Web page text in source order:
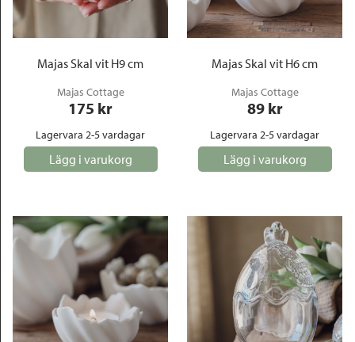
Outlet
Majas Skal vit H9 cm
Majas Cottage
175 kr
Lagervara 2-5 vardagar
Lägg i varukorg
Majas Skal vit H6 cm
Majas Cottage
89 kr
Lagervara 2-5 vardagar
Lägg i varukorg